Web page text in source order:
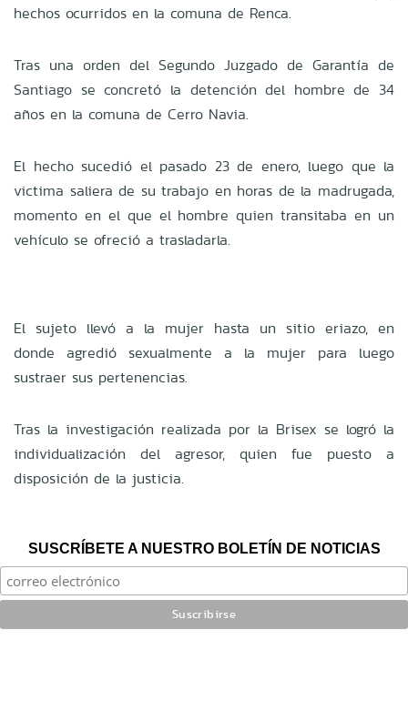
hechos ocurridos en la comuna de Renca.
Tras una orden del Segundo Juzgado de Garantía de
Santiago se concretó la detención del hombre de 34
años en la comuna de Cerro Navia.
El hecho sucedió el pasado 23 de enero, luego que la
victima saliera de su trabajo en horas de la madrugada,
momento en el que el hombre quien transitaba en un
vehículo se ofreció a trasladarla.
El sujeto llevó a la mujer hasta un sitio eriazo, en
donde agredió sexualmente a la mujer para luego
sustraer sus pertenencias.
Tras la investigación realizada por la Brisex se logró la
individualización del agresor, quien fue puesto a
disposición de la justicia.
SUSCRÍBETE A NUESTRO BOLETÍN DE NOTICIAS